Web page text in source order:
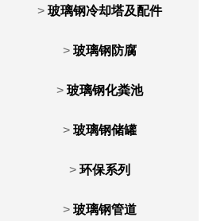
> 玻璃钢冷却塔及配件
> 玻璃钢防腐
> 玻璃钢化粪池
> 玻璃钢储罐
> 环保系列
> 玻璃钢管道